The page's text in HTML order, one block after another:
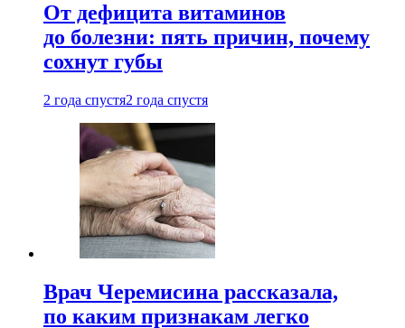
От дефицита витаминов
до болезни: пять причин, почему
сохнут губы
2 года спустя2 года спустя
Врач Черемисина рассказала,
по каким признакам легко